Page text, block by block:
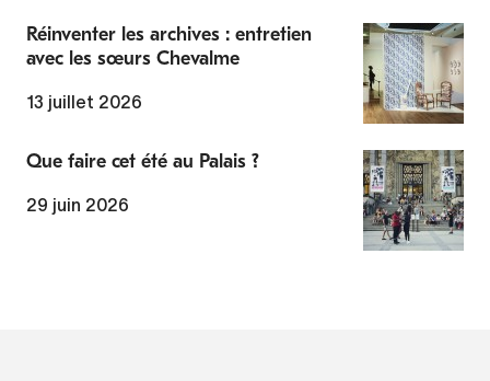
Réinventer les archives : entretien
avec les sœurs Chevalme
13 juillet 2026
Que faire cet été au Palais ?
29 juin 2026